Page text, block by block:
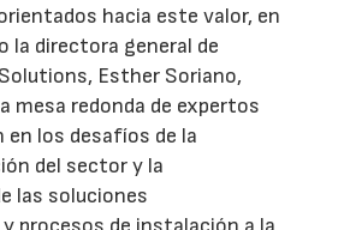
hacia este valor, en
la directora general de
Esther Soriano,
mesa redonda de expertos
en los desafíos de la
del sector y la
las soluciones